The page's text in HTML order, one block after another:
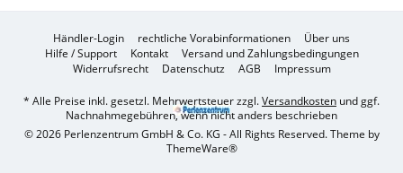
Händler-Login rechtliche Vorabinformationen
Über uns
Hilfe / Support
Kontakt
Versand und Zahlungsbedingungen
Widerrufsrecht
Datenschutz AGB Impressum
* Alle Preise inkl. gesetzl. Mehrwertsteuer zzgl.Versandkosten und ggf.
Nachnahmegebühren, wenn nicht anders beschrieben
© 2026 Perlenzentrum GmbH & Co. KG - All Rights Reserved. Theme by
ThemeWare®